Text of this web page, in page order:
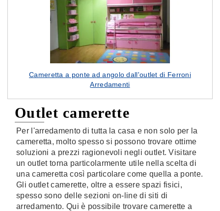
Cameretta a ponte ad angolo dall'outlet di Ferroni
Arredamenti
Outlet camerette
Per l'arredamento di tutta la casa e non solo per la
cameretta, molto spesso si possono trovare ottime
soluzioni a prezzi ragionevoli negli outlet. Visitare
un outlet torna particolarmente utile nella scelta di
una cameretta così particolare come quella a ponte.
Gli outlet camerette, oltre a essere spazi fisici,
spesso sono delle sezioni on-line di siti di
arredamento. Qui è possibile trovare camerette a